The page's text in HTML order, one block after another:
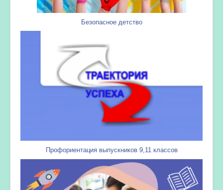
Безопасное детство
Профориентация выпускников 9,11 классов